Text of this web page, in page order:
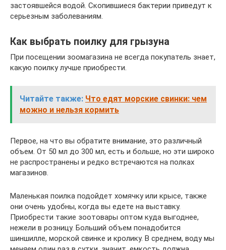
застоявшейся водой. Скопившиеся бактерии приведут к
серьезным заболеваниям.
Как выбрать поилку для грызуна
При посещении зоомагазина не всегда покупатель знает,
какую поилку лучше приобрести.
Читайте также: Что едят морские свинки: чем
можно и нельзя кормить
Первое, на что вы обратите внимание, это различный
объем. От 50 мл до 300 мл, есть и больше, но эти широко
не распространены и редко встречаются на полках
магазинов.
Маленькая поилка подойдет хомячку или крысе, также
они очень удобны, когда вы едете на выставку.
Приобрести такие зоотовары оптом куда выгоднее,
нежели в розницу. Больший объем понадобится
шиншилле, морской свинке и кролику. В среднем, воду мы